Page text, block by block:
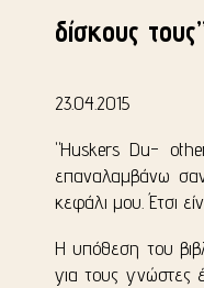
δίσκους
23.04.2015
"Huskers Du-
επαναλαμβάνω
κεφάλι μου. Έτσι
Η υπόθεση του
για τους γνώστες